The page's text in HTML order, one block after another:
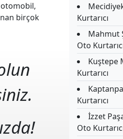
birçok
Kurtarıcı
Mahmut
Oto
Kuştepe
Kurtarıcı
Kurtarıcı
İzzet
Oto